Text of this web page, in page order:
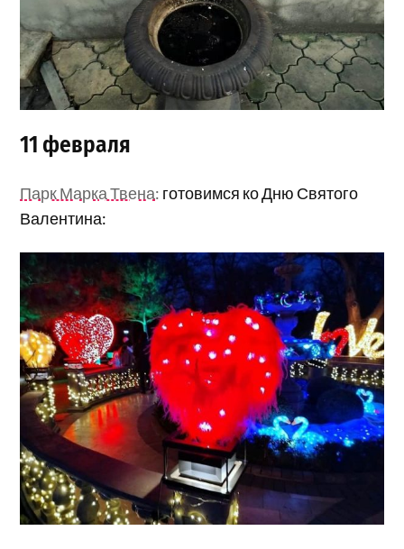
11 февраля
Парк Марка Твена: готовимся ко Дню Святого
Валентина: